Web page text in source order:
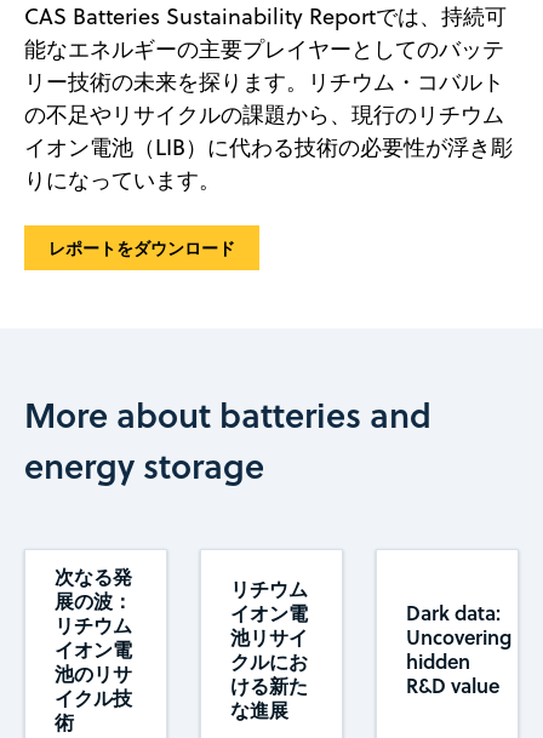
CAS Batteries Sustainability Reportでは、持続可
能なエネルギーの主要プレイヤーとしてのバッテ
リー技術の未来を探ります。リチウム・コバルト
の不足やリサイクルの課題から、現行のリチウム
イオン電池（LIB）に代わる技術の必要性が浮き彫
りになっています。
レポートをダウンロード
More about batteries and
energy storage
次なる発
展の波：
リチウム
イオン電
池のリサ
イクル技
術
リチウム
イオン電
池リサイ
クルにお
ける新た
な進展
Dark data:
Uncovering
hidden
R&D value